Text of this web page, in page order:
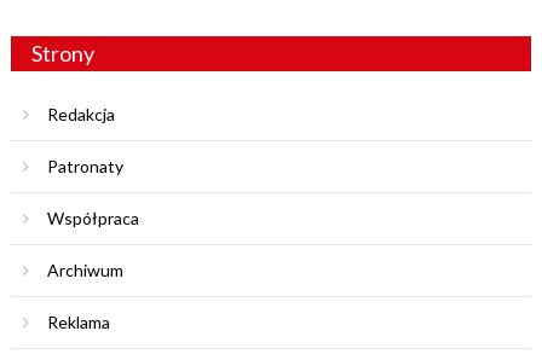
Strony
Redakcja
Patronaty
Współpraca
Archiwum
Reklama